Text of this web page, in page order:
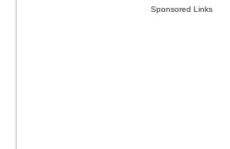
Sponsored Links